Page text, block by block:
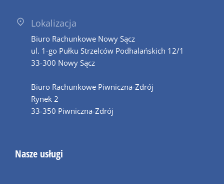
Lokalizacja
Biuro Rachunkowe Nowy Sącz
ul. 1-go Pułku Strzelców Podhalańskich 12/1
33-300 Nowy Sącz
Biuro Rachunkowe Piwniczna-Zdrój
Rynek 2
33-350 Piwniczna-Zdrój
Nasze usługi